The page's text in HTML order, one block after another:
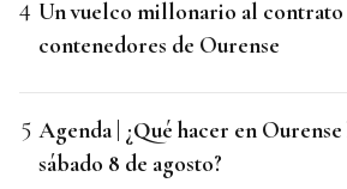
Un vuelco millonario al contrato
contenedores de Ourense
Agenda | ¿Qué hacer en Ourense
sábado 8 de agosto?